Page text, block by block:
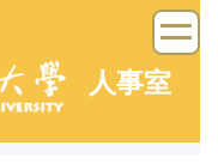
人事室